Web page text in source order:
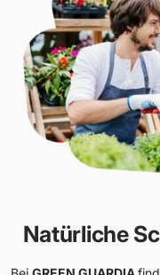
Natürliche